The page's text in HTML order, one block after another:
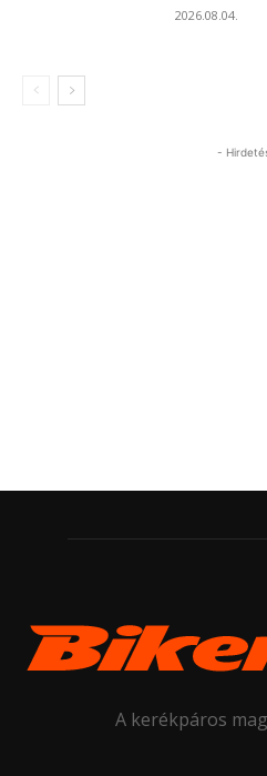
2026.08.04.
-
A kerékpáros